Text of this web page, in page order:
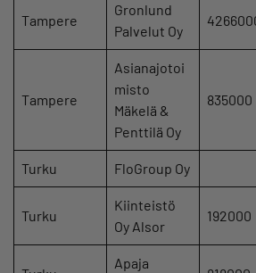
Tampere
Gronlund
Palvelut Oy
Tampere
Asianajotoi
misto
Mäkelä &
Penttilä Oy
835000
Turku FloGroup Oy
Turku
Kiinteistö
Oy Alsor
192000
Apaja